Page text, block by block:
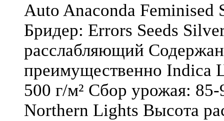
Auto Anaconda Feminised
Бридер: Errors Seeds
расслабляющий
преимущественно Indica
500 г/м² Сбор урожая:
Northern Lights Высота